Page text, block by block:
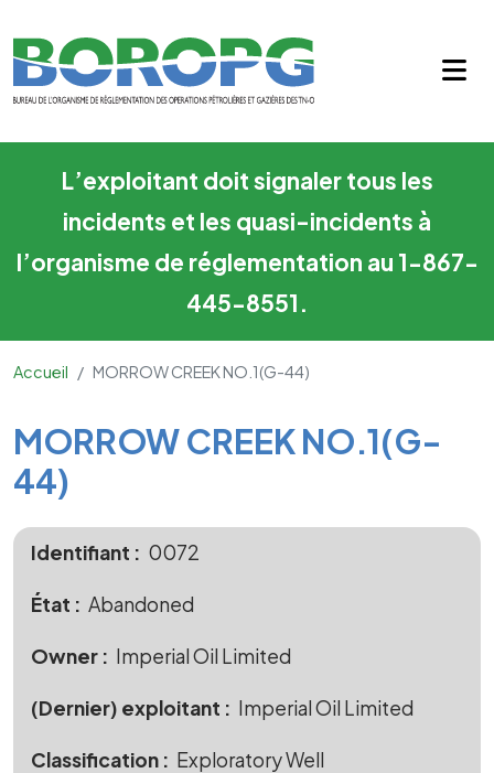
L’exploitant doit signaler tous les
incidents et les quasi-incidents à
l’organisme de réglementation au 1-867-
445-8551.
Accueil MORROW CREEK NO.1(G-44)
Main Content
MORROW CREEK NO.1(G-
44)
Identifiant 0072
État Abandoned
Owner Imperial Oil Limited
(Dernier) exploitant Imperial Oil Limited
Classification Exploratory Well